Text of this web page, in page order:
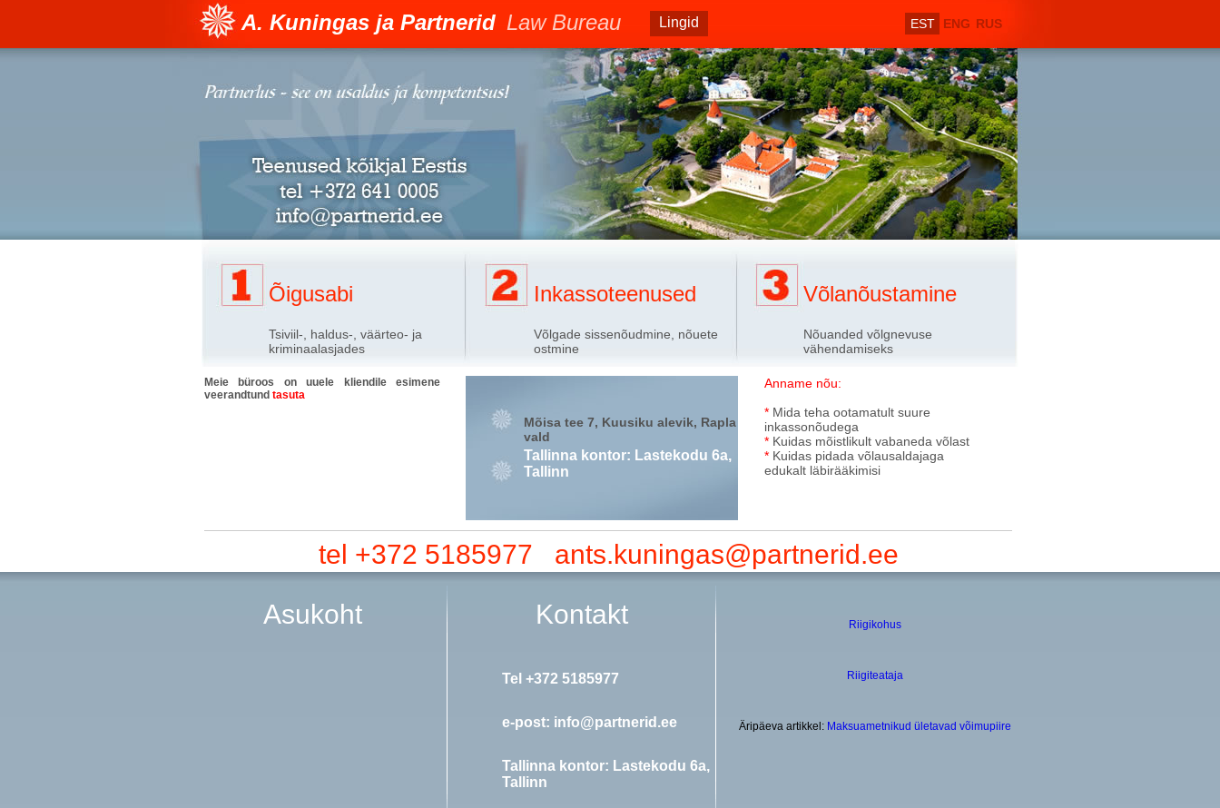
A. Kuningas ja Partnerid Law Bureau Lingid RUS
ENG
EST
Õigusabi
Tsiviil-, haldus-, väärteo- ja
kriminaalasjades
Inkassoteenused
Võlgade sissenõudmine, nõuete
ostmine
Võlanõustamine
Nõuanded võlgnevuse
vähendamiseks
Meie büroos on uuele kliendile esimene
veerandtund tasuta
Mõisa tee 7, Kuusiku alevik, Rapla
vald
Tallinna kontor: Lastekodu 6a,
Tallinn
Anname nõu:
* Mida teha ootamatult suure
inkassonõudega
* Kuidas mõistlikult vabaneda võlast
* Kuidas pidada võlausaldajaga
edukalt läbirääkimisi
tel +372 5185977 ants.kuningas@partnerid.ee
Asukoht
Kontakt
Tel +372 5185977
e-post: info@partnerid.ee
Tallinna kontor: Lastekodu 6a,
Tallinn
Riigikohus
Riigiteataja
Äripäeva artikkel: Maksuametnikud ületavad võimupiire